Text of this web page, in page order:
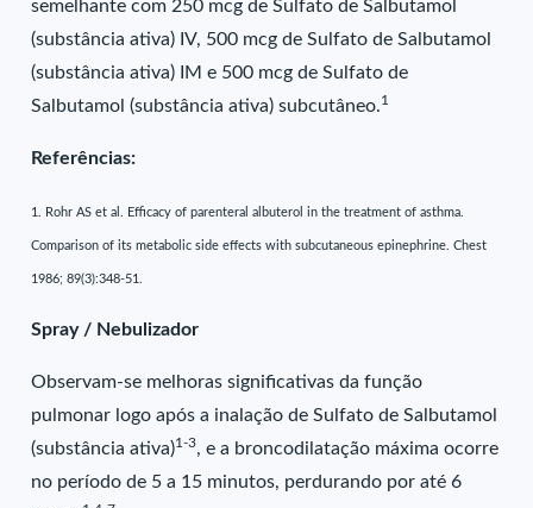
semelhante com 250 mcg de Sulfato de Salbutamol
(substância ativa) IV, 500 mcg de Sulfato de Salbutamol
(substância ativa) IM e 500 mcg de Sulfato de
Salbutamol (substância ativa) subcutâneo.1
Referências:
1. Rohr AS et al. Efficacy of parenteral albuterol in the treatment of asthma.
Comparison of its metabolic side effects with subcutaneous epinephrine. Chest
1986; 89(3):348-51.
Spray / Nebulizador
Observam-se melhoras significativas da função
pulmonar logo após a inalação de Sulfato de Salbutamol
(substância ativa)1-3, e a broncodilatação máxima ocorre
no período de 5 a 15 minutos, perdurando por até 6